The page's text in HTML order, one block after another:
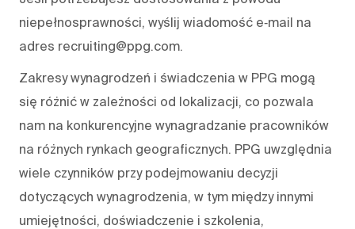
niepełnosprawności, wyślij wiadomość e‑mail na
adres recruiting@ppg.com.
Zakresy wynagrodzeń i świadczenia w PPG mogą
się różnić w zależności od lokalizacji, co pozwala
nam na konkurencyjne wynagradzanie pracowników
na różnych rynkach geograficznych. PPG uwzględnia
wiele czynników przy podejmowaniu decyzji
dotyczących wynagrodzenia, w tym między innymi
umiejętności, doświadczenie i szkolenia,